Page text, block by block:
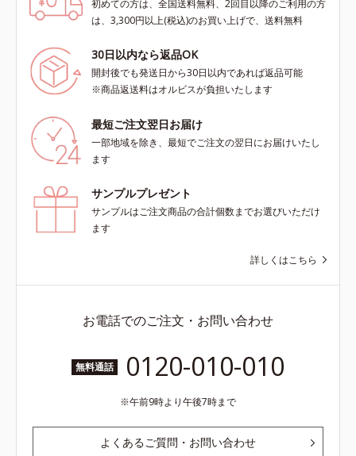
初めての方は、全国送料無料、2回目以降のご利用の方
は、3,300円以上(税込)のお買い上げで、送料無料
30日以内なら返品OK
開封後でも発送日から30日以内であれば返品可能
※商品返送料はオルビスが負担いたします
最短ご注文翌日お届け
一部地域を除き、最短でご注文の翌日にお届けいたし
ます
サンプルプレゼント
サンプルはご注文商品の合計個数までお選びいただけ
ます
詳しくはこちら
お電話でのご注文・お問い合わせ
無料通話 0120-010-010
午前9時より午後7時まで
よくあるご質問・お問い合わせ